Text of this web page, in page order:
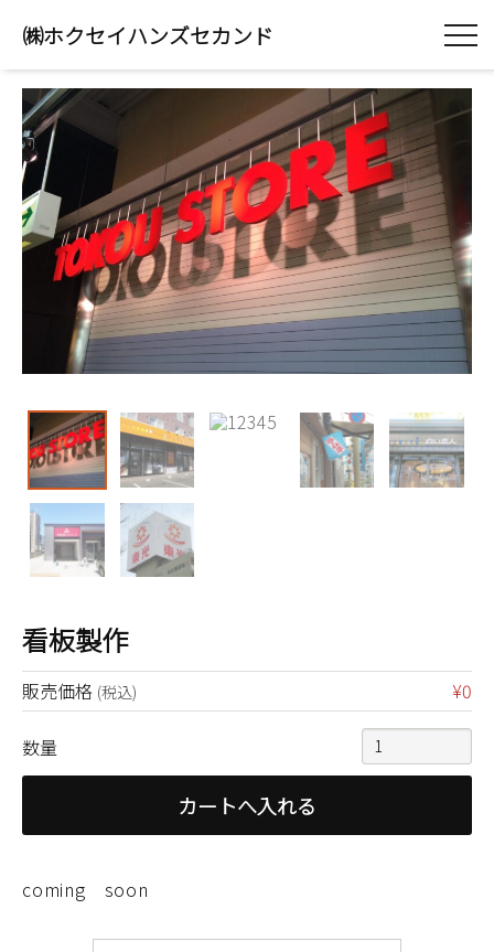
㈱ホクセイハンズセカンド
看板製作
販売価格 (税込) ¥0
数量
coming soon